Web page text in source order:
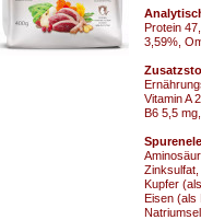
Protein
3,59%,
Vitamin A
B6 5,5
Kupfer
Eisen (als